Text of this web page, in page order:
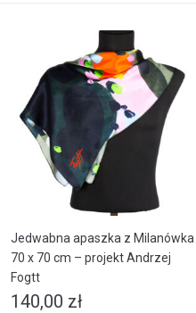
Jedwabna apaszka z Milanówka
70 x 70 cm – projekt Andrzej
Fogtt
140,00 zł